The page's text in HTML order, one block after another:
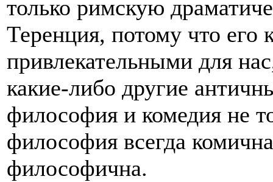
только римскую
Теренция, потому что его
привлекательными для
какие-либо другие
философия и комедия не
философия всегда
философична.